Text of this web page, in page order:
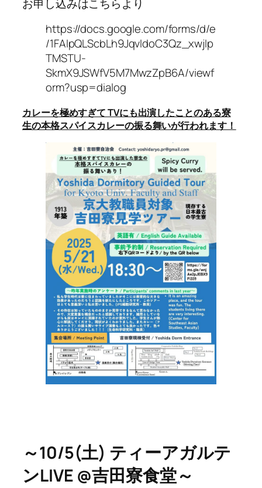
お申し込みはこちらより
https://docs.google.com/forms/d/e
/1FAIpQLScbLh9JqvIdoC3Qz_xwjIp
TMSTU-
SkmX9JSWfV5M7MwzZpB6A/viewf
orm?usp=dialog
カレーを極めすぎて TVにも出演したことのある寮
生の本格スパイスカレーの振る舞いが行われます！
～10/5(土) ティーアガルテ
ンLIVE @吉田寮食堂～